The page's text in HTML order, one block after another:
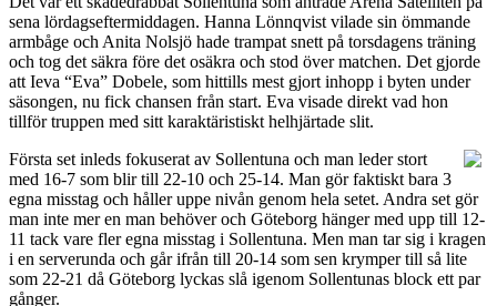
sena lördagseftermiddagen. Hanna Lönnqvist vilade sin ömmande
armbåge och Anita Nolsjö hade trampat snett på torsdagens träning
och tog det säkra före det osäkra och stod över matchen. Det gjorde
att Ieva “Eva” Dobele, som hittills mest gjort inhopp i byten under
säsongen, nu fick chansen från start. Eva visade direkt vad hon
tillför truppen med sitt karaktäristiskt helhjärtade slit.
Första set inleds fokuserat av Sollentuna och man leder stort
med 16-7 som blir till 22-10 och 25-14. Man gör faktiskt bara 3
egna misstag och håller uppe nivån genom hela setet. Andra set gör
man inte mer en man behöver och Göteborg hänger med upp till 12-
11 tack vare fler egna misstag i Sollentuna. Men man tar sig i kragen
i en serverunda och går ifrån till 20-14 som sen krymper till så lite
som 22-21 då Göteborg lyckas slå igenom Sollentunas block ett par
gånger.